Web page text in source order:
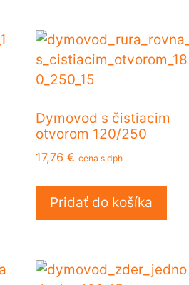
Dymovod s čistiacim
otvorom 120/250
17,76 € cena s dph
Pridať do košíka